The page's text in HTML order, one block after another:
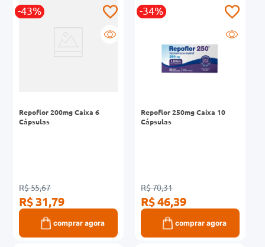
-43%
Repoflor 200mg Caixa 6
Cápsulas
R$ 55,67
R$ 31,79
comprar agora
-34%
Repoflor 250mg Caixa 10
Cápsulas
R$ 70,31
R$ 46,39
comprar agora